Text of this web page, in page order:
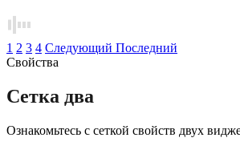
1 2 3 4 Следующий Последний
Свойства
Сетка два
Ознакомьтесь с сеткой свойств двух